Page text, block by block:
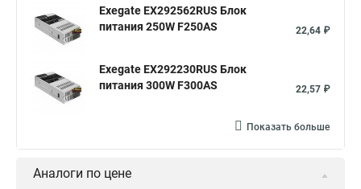
Exegate EX292562RUS Блок
питания 250W F250AS
22,64 ₽
Exegate EX292230RUS Блок
питания 300W F300AS
22,57 ₽
Показать больше
Аналоги по цене